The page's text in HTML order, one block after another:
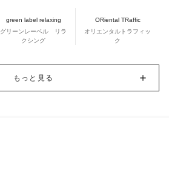
green label relaxing
グリーンレーベル リラ
クシング
ORiental TRaffic
オリエンタルトラフィッ
ク
もっと見る